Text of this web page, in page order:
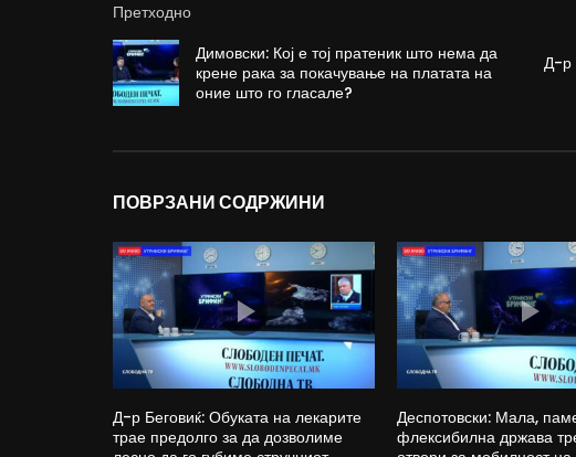
Претходно
Димовски: Кој е тој пратеник што нема да
крене рака за покачување на платата на
оние што го гласале?
Д-р
ПОВРЗАНИ СОДРЖИНИ
Д-р Беговиќ: Обуката на лекарите
трае предолго за да дозволиме
Деспотовски: Мала,
флексибилна држава